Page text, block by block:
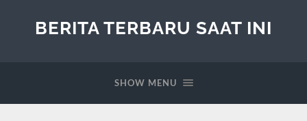
BERITA TERBARU SAAT INI
SHOW MENU